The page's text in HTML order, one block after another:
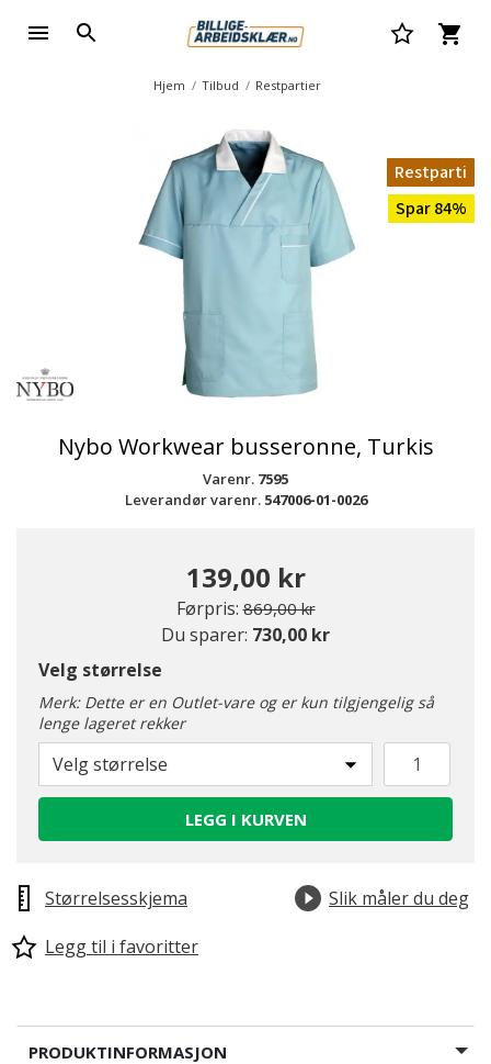
Hjem Tilbud Restpartier
Restparti
Spar 84%
Nybo Workwear busseronne, Turkis
Varenr. 7595
Leverandør varenr. 547006-01-0026
139,00 kr
Førpris: Pris redusert fra
869,00 krtil
Du sparer: 730,00 kr
Velg størrelse
Merk: Dette er en Outlet-vare og er kun tilgjengelig så
lenge lageret rekker
Velg størrelse
LEGG I KURVEN
Størrelsesskjema
Slik måler du deg
Legg til i favoritter
PRODUKTINFORMASJON